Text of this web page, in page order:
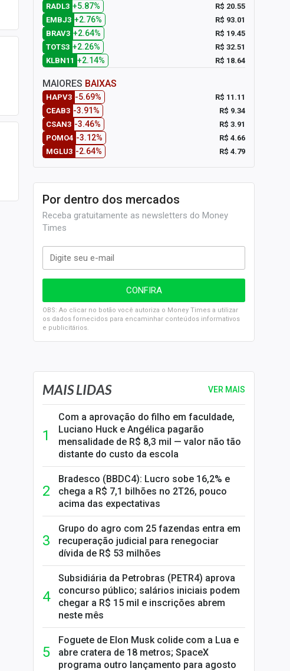
RADL3 +5.87%
R$ 20.55
EMBJ3 +2.76%
R$ 93.01
BRAV3 +2.64%
R$ 19.45
TOTS3 +2.26%
R$ 32.51
KLBN11 +2.14% R$ 18.64
MAIORES BAIXAS
HAPV3 -5.69%
R$ 11.11
CEAB3 -3.91%
R$ 9.34
CSAN3 -3.46%
R$ 3.91
POMO4 -3.12%
R$ 4.66
MGLU3 -2.64% R$ 4.79
Por dentro dos mercados
Receba gratuitamente as newsletters do Money
Times
OBS: Ao clicar no botão você autoriza o Money Times a utilizar
os dados fornecidos para encaminhar conteúdos informativos
e publicitários.
SELIC em 14%: A repercussão da decisão sobre os JUROS
MAIS LIDAS VER MAIS
Com a aprovação do filho em faculdade,
Luciano Huck e Angélica pagarão
mensalidade de R$ 8,3 mil — valor não tão
distante do custo da escola
Bradesco (BBDC4): Lucro sobe 16,2% e
chega a R$ 7,1 bilhões no 2T26, pouco
acima das expectativas
Grupo do agro com 25 fazendas entra em
recuperação judicial para renegociar
dívida de R$ 53 milhões
Subsidiária da Petrobras (PETR4) aprova
concurso público; salários iniciais podem
chegar a R$ 15 mil e inscrições abrem
neste mês
Foguete de Elon Musk colide com a Lua e
abre cratera de 18 metros; SpaceX
programa outro lançamento para agosto